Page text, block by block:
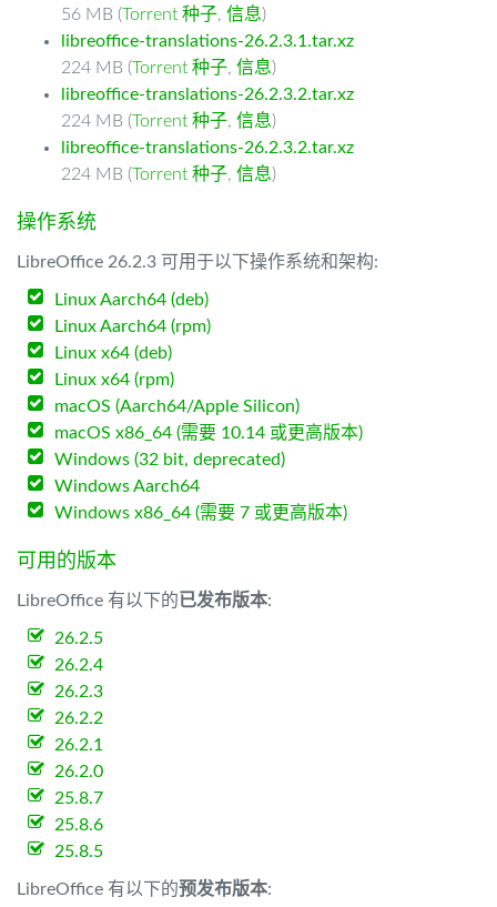
56 MB (Torrent 种子, 信息)
libreoffice-translations-26.2.3.1.tar.xz
224 MB (Torrent 种子, 信息)
libreoffice-translations-26.2.3.2.tar.xz
224 MB (Torrent 种子, 信息)
libreoffice-translations-26.2.3.2.tar.xz
224 MB (Torrent 种子, 信息)
操作系统
LibreOffice 26.2.3 可用于以下操作系统和架构:
Linux Aarch64 (deb)
Linux Aarch64 (rpm)
Linux x64 (deb)
Linux x64 (rpm)
macOS (Aarch64/Apple Silicon)
macOS x86_64 (需要 10.14 或更高版本)
Windows (32 bit, deprecated)
Windows Aarch64
Windows x86_64 (需要 7 或更高版本)
可用的版本
LibreOffice 有以下的已发布版本:
26.2.5
26.2.4
26.2.3
26.2.2
26.2.1
26.2.0
25.8.7
25.8.6
25.8.5
LibreOffice 有以下的预发布版本: